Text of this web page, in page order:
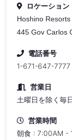
ロケーション
Hoshino
445 Gov Carlos
電話番号
1-671-647-7777
営業日
土曜日を除く毎
営業時間
朝食 : 7:00AM -